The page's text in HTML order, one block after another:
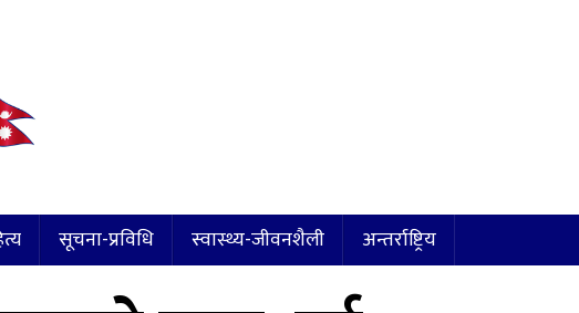
सूचना-प्रविधि स्वास्थ्य-जीवनशैली अन्तर्राष्ट्रिय